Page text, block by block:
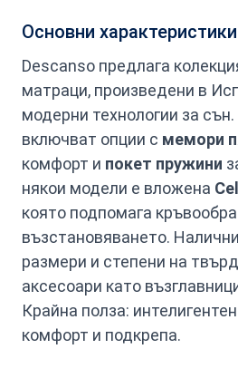
Основни характеристики
Descanso предлага
матраци, произведени в
модерни технологии за
включват опции с мемори
комфорт и покет пружини
някои модели е вложена
която подпомага
възстановяването.
размери и степени на
аксесоари като
Крайна полза:
комфорт и подкрепа.